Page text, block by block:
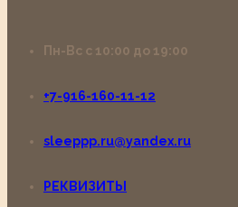
Пн-Вс с 10:00 до 19:00
+7-916-160-11-12
sleeppp.ru@yandex.ru
РЕКВИЗИТЫ